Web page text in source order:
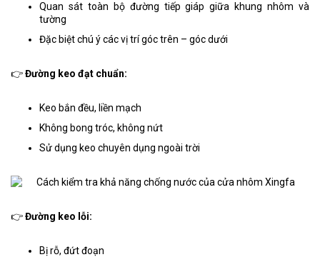
Quan sát toàn bộ đường tiếp giáp giữa khung nhôm và
tường
Đặc biệt chú ý các vị trí góc trên – góc dưới
👉Đường keo đạt chuẩn:
Keo bắn đều, liền mạch
Không bong tróc, không nứt
Sử dụng keo chuyên dụng ngoài trời
👉Đường keo lỗi:
Bị rỗ, đứt đoạn